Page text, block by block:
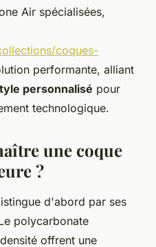
Air spécialisées,
coques-
performante, alliant
personnalisé pour
technologique.
une coque
?
d'abord par ses
polycarbonate
offrent une